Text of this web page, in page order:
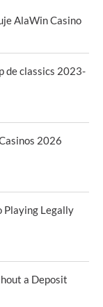
AlaWin Casino
de classics 2023-
2026
Playing Legally
a Deposit